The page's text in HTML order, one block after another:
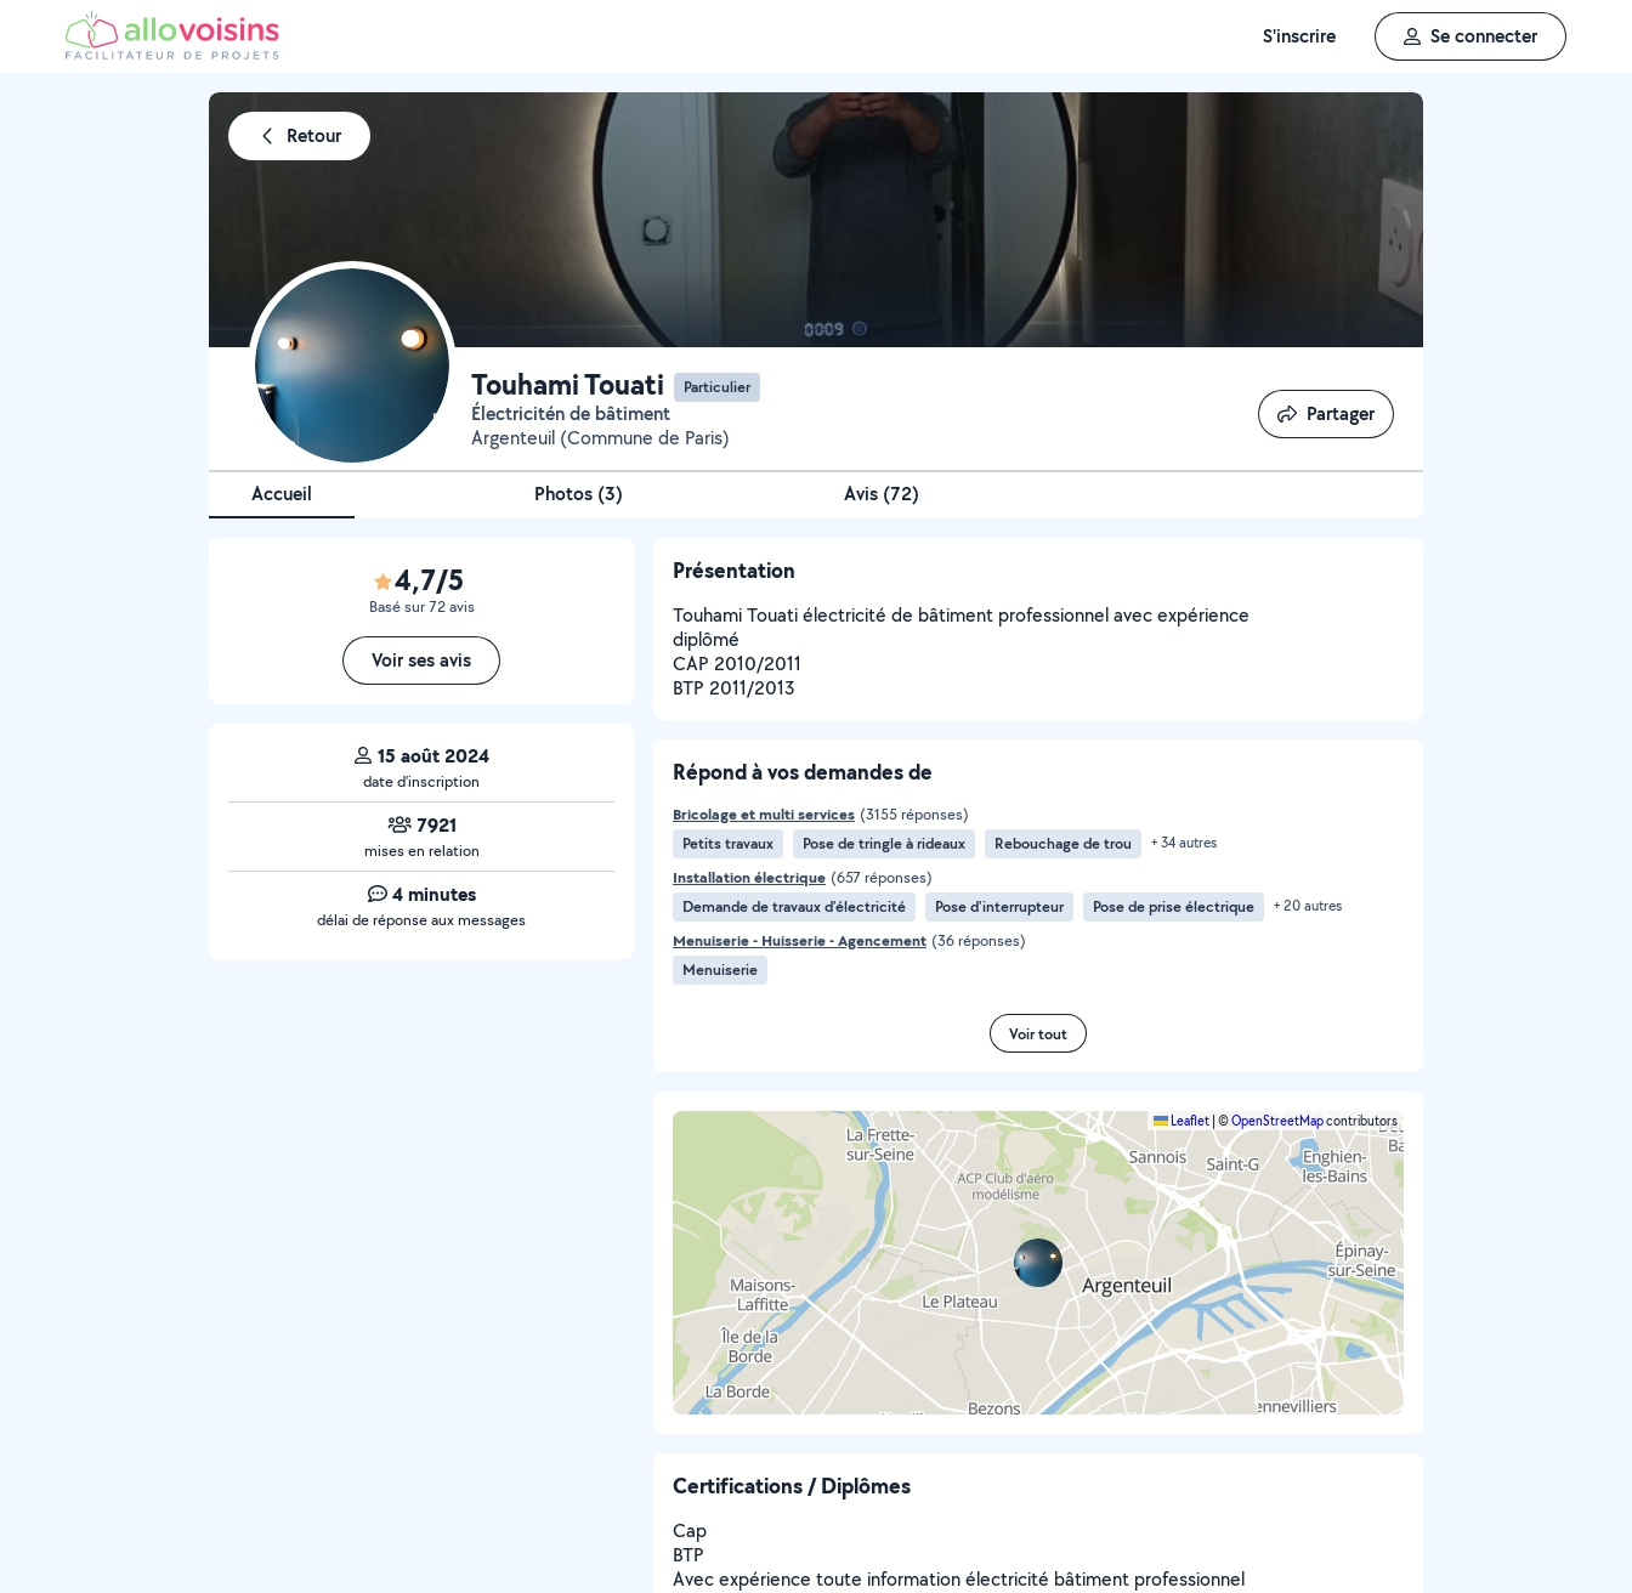
S'inscrire Se connecter
Retour
Touhami Touati Particulier
Électricitén de bâtiment
Argenteuil (Commune de Paris)
Partager
Partager
Accueil Photos (3) Avis (72)
4,7/5
Basé sur 72 avis
Voir ses avis
15 août 2024
date d’inscription
7921
mises en relation
4 minutes
délai de réponse aux messages
Présentation
Touhami Touati électricité de bâtiment professionnel avec expérience
diplômé
CAP 2010/2011
BTP 2011/2013
Répond à vos demandes de
Bricolage et multi services (3155 réponses)
Petits travaux
Pose de tringle à rideaux Rebouchage de trou + 34 autres
Installation électrique (657 réponses)
Demande de travaux d’électricité
Pose d'interrupteur Pose de prise électrique + 20 autres
Menuiserie - Huisserie - Agencement (36 réponses)
Menuiserie
Voir tout
Leaflet ©OpenStreetMapcontributors
Certifications / Diplômes
Cap
BTP
Avec expérience toute information électricité bâtiment professionnel